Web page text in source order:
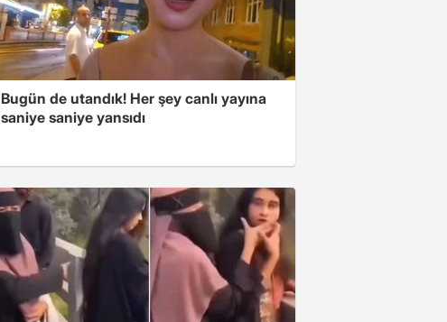
Bugün de utandık! Her şey canlı yayına
saniye saniye yansıdı